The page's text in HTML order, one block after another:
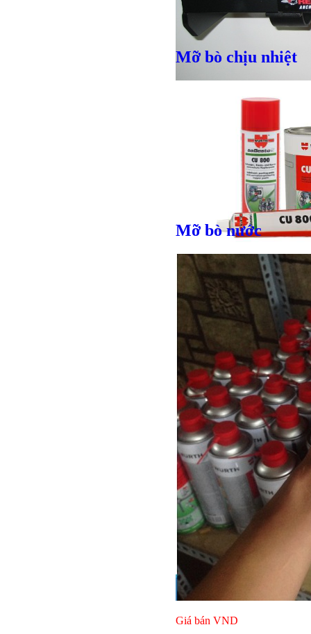
Bulong
Giá bán
Mỡ bò chịu nhiệt
Giá bánVND
Mỡ bò nước
Giá bán VND